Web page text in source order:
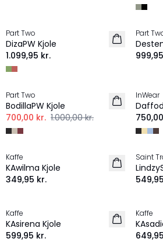
NYHED
Part Two
DizaPW Kjole
1.099,95 kr.
NYHED
Part
-30%
Part Two
BodillaPW Kjole
700,00 kr. 1.000,00 kr.
InWear
NYHED
Kaffe
KAwilma Kjole
349,95 kr.
NYHED
Saint
NYHED
Kaffe
KAsirena Kjole
599,95 kr.
NYHED
Kaffe